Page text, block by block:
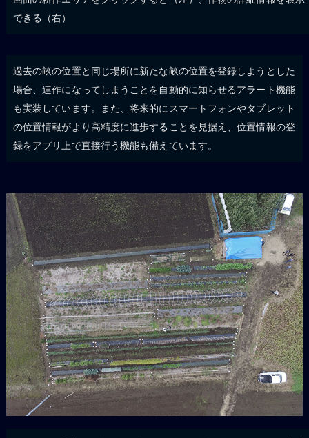
できる（右）
過去の畝の位置と同じ場所に新たな畝の位置を登録しようとした
場合、連作になってしまうことを自動的に知らせるアラート機能
も実装しています。また、将来的にスマートフォンやタブレット
の位置情報がより高精度に進歩することを見据え、位置情報の登
録をアプリ上で直接行う機能も備えています。